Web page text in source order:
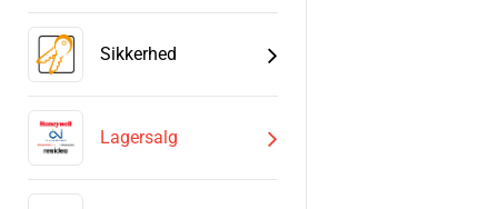
Sikkerhed
Lagersalg